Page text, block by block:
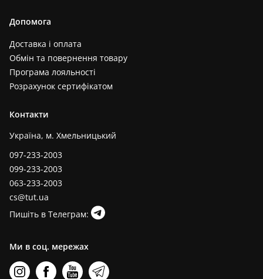
Допомога
Доставка і оплата
Обмін та повернення товару
Програма лояльності
Розрахунок сертифікатом
Контакти
Україна, м. Хмельницький
097-233-2003
099-233-2003
063-233-2003
cs@tut.ua
Пишіть в Телеграм:
Ми в соц. мережах